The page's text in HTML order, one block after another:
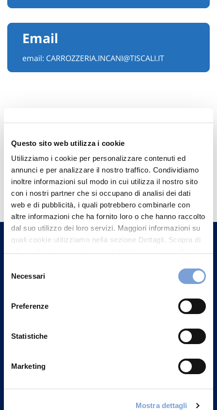
Questo sito web utilizza i cookie
Utilizziamo i cookie per personalizzare contenuti ed
annunci e per analizzare il nostro traffico. Condividiamo
inoltre informazioni sul modo in cui utilizza il nostro sito
con i nostri partner che si occupano di analisi dei dati
web e di pubblicità, i quali potrebbero combinarle con
altre informazioni che ha fornito loro o che hanno raccolto
dal suo utilizzo dei loro servizi. Maggiori informazioni su
quali cookie utilizziamo nella sezione Dettagli. Scopra di
può trovare nel footer del sito nella sezione "Informativa
delNecessari
Preferenze
Statistiche
Marketing
Mostra dettagli
Email
email: CARROZZERIA.INCANI@TISCALI.IT
Hai bisogno di
informazioni?
Trova l'Agenzia più vicina a te e parla con
un nostro Agente.
Contattaci